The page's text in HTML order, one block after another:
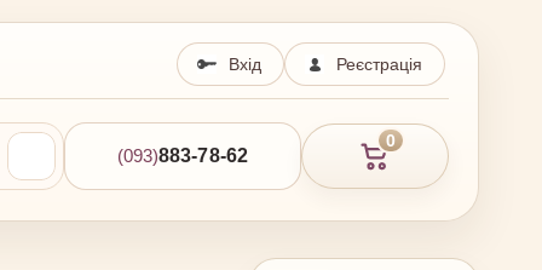
Вхід Реєстрація
(093)883-78-62
0